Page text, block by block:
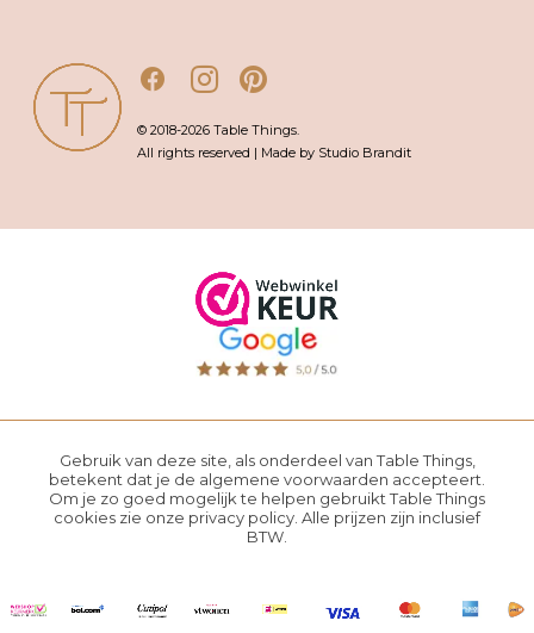
© 2018-2026 Table Things.
All rights reserved | Made by Studio Brandit
Gebruik van deze site, als onderdeel van Table Things,
betekent dat je de algemene voorwaarden accepteert.
Om je zo goed mogelijk te helpen gebruikt Table Things
cookies zie onze privacy policy . Alle prijzen zijn inclusief
BTW.